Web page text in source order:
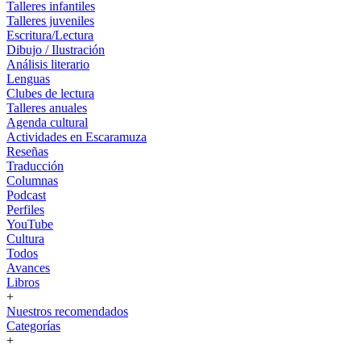
Talleres infantiles
Talleres juveniles
Escritura/Lectura
Dibujo / Ilustración
Análisis literario
Lenguas
Clubes de lectura
Talleres anuales
Agenda cultural
Actividades en Escaramuza
Reseñas
Traducción
Columnas
Podcast
Perfiles
YouTube
Cultura
Todos
Avances
Libros
+
Nuestros recomendados
Categorías
+